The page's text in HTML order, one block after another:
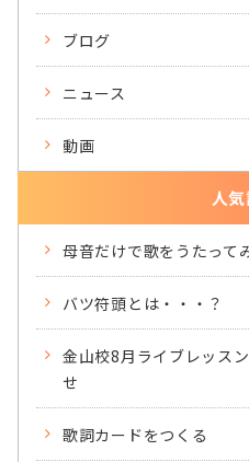
ブログ
ニュース
動画
人
母音だけで歌をうたって
バツ符頭とは・・・？
金山校8月ライブレッス
せ
歌詞カードをつくる